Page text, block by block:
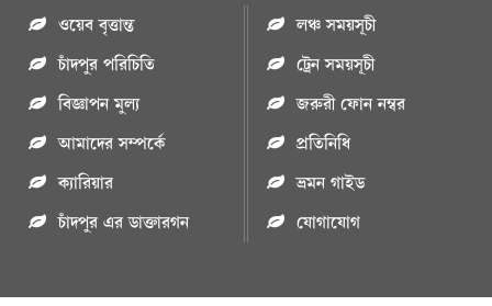
ওয়েব বৃত্তান্ত
চাঁদপুর পরিচিতি
বিজ্ঞাপন মুল্য
আমাদের সম্পর্কে
ক্যারিয়ার
চাঁদপুর এর ডাক্তারগন
লঞ্চ সময়সূচী
ট্রেন সময়সূচী
জরুরী ফোন নম্বর
প্রতিনিধি
ভ্রমন গাইড
যোগাযোগ